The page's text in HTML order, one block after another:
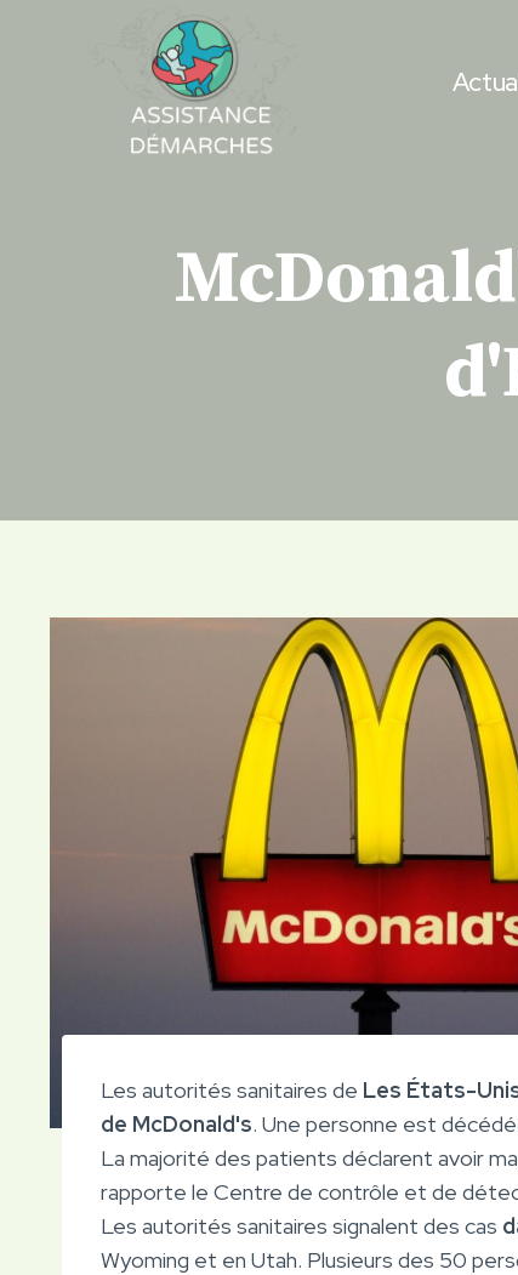
Les autorités sanitaires de Les États-
de McDonald's. Une personne est
La majorité des patients déclarent avoir
rapporte le Centre de contrôle et de
Les autorités sanitaires signalent des cas
Wyoming et en Utah. Plusieurs des 50